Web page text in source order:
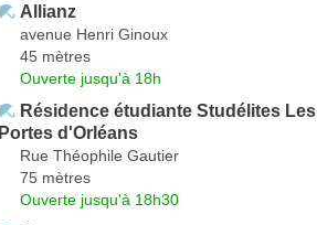
Allianz
avenue Henri Ginoux
45 mètres
Ouverte jusqu'à 18h
Résidence étudiante Studélites Les
Portes d'Orléans
Rue Théophile Gautier
75 mètres
Ouverte jusqu'à 18h30